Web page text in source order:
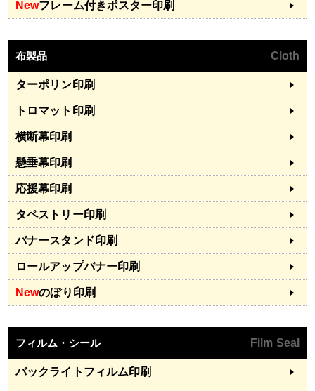
Newフレーム付きポスター印刷
布製品 Cloth
ターポリン印刷
トロマット印刷
横断幕印刷
懸垂幕印刷
応援幕印刷
タペストリー印刷
バナースタンド印刷
ロールアップバナー印刷
Newのぼり印刷
フィルム・シール Film Seal
バックライトフィルム印刷